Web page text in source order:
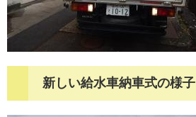
新しい給水車納車式の様子